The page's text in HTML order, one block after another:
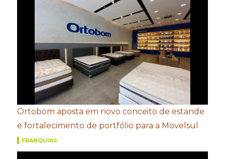
Ortobom aposta em novo conceito de estande
e fortalecimento de portfólio para a Movelsul
FRANQUIAS